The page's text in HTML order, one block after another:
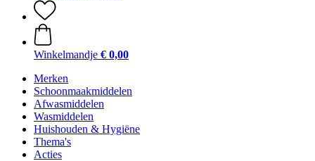
Winkelmandje € 0,00
Merken
Schoonmaakmiddelen
Afwasmiddelen
Wasmiddelen
Huishouden & Hygiëne
Thema's
Acties